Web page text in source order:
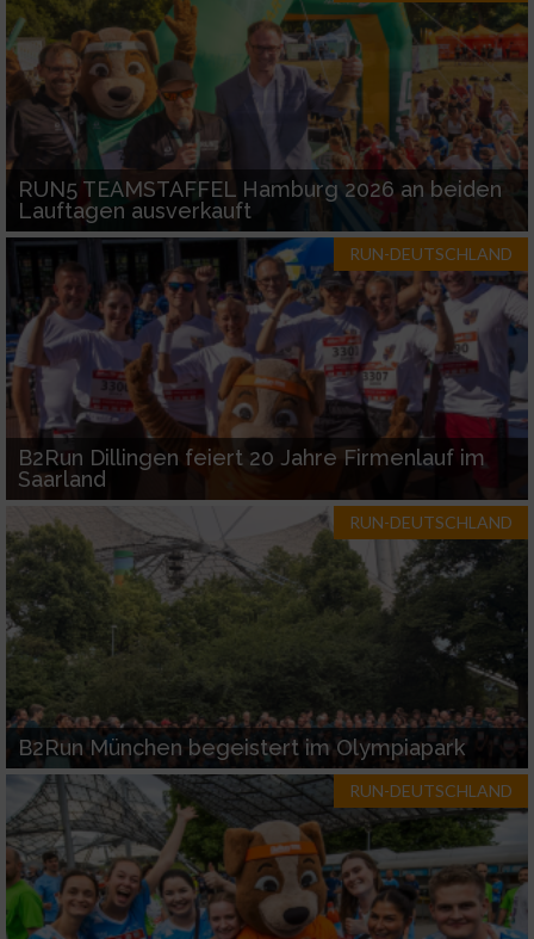
RUN5 TEAMSTAFFEL Hamburg 2026 an beiden
Lauftagen ausverkauft
RUN-DEUTSCHLAND
B2Run Dillingen feiert 20 Jahre Firmenlauf im
Saarland
RUN-DEUTSCHLAND
B2Run München begeistert im Olympiapark
RUN-DEUTSCHLAND
Verwendung reduzierter Daten zur Auswahl
von Inhalten
IAB-Besonderheiten:
Verwendung genauer Standortdaten
Geräte anhand von aktiv angeforderten
Informationen identifizieren
Nicht-IAB-Verarbeitungszwecke:
Notwendig
Performance
Funktional
Werbung